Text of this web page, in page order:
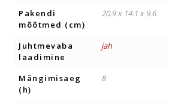
Pakendi
mõõtmed (cm)
20.9 x 14.1 x 9.6
Juhtmevaba
laadimine
jah
Mängimisaeg
(h)
8